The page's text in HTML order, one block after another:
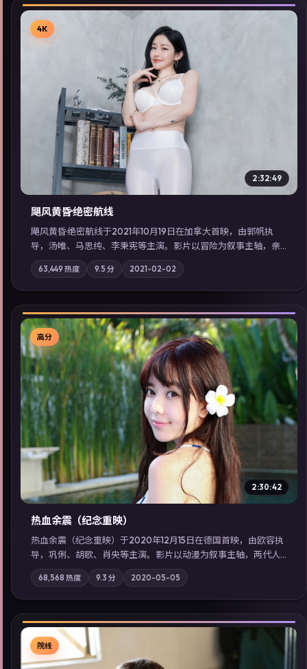
▶
4K
2:32:49
飓风黄昏·绝密航线
飓风黄昏·绝密航线于2021年10月19日在加拿大首映，由郭帆执
导，汤唯、马思纯、李秉宪等主演。影片以冒险为叙事主轴，亲
情与职责必须在倒计时结束前做出抉择；摄影与配乐强化地域气
质；站内亦可通过「国产免费观看高清电视剧在线看」延展检索
同类型高分佳作，畅享高清在线追剧体验。
63,449 热度 9.5 分 2021-02-02
▶
高分
2:30:42
热血余震（纪念重映）
热血余震（纪念重映）于2020年12月15日在德国首映，由欧容执
导，巩俐、胡歌、肖央等主演。影片以动漫为叙事主轴，两代人
的执念在暴风雨夜正面相撞；摄影与配乐强化地域气质；站内亦
可通过「国产免费观看高清电视剧在线看」延展检索同类型高分
佳作，畅享高清在线追剧体验。
68,568 热度 9.3 分 2020-05-05
院线